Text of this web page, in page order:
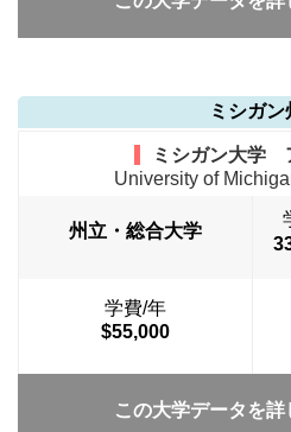
ミシガン
ミシガン大学
University of
州立・総合大学
学費/年
$55,000
この大学データを